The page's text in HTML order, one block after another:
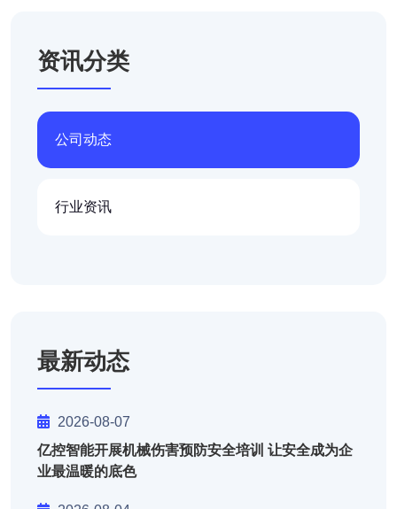
资讯分类
公司动态
行业资讯
最新动态
2026-08-07
亿控智能开展机械伤害预防安全培训 让安全成为企
业最温暖的底色